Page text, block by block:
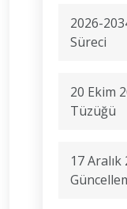
2026-
Süreci
20 Ekim
Tüzüğü
17 Aralık